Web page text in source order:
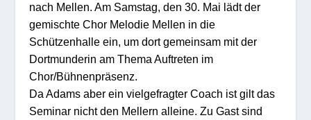
nach Mellen. Am Samstag, den 30. Mai lädt der
gemischte Chor Melodie Mellen in die
Schützenhalle ein, um dort gemeinsam mit der
Dortmunderin am Thema Auftreten im
Chor/Bühnenpräsenz.
Da Adams aber ein vielgefragter Coach ist gilt das
Seminar nicht den Mellern alleine. Zu Gast sind